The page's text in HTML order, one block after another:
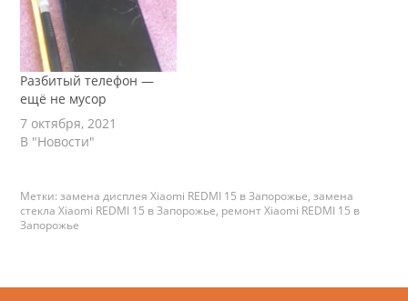
Разбитый телефон —
ещё не мусор
7 октября, 2021
В "Новости"
Метки:замена дисплея Xiaomi REDMI 15 в Запорожье,замена
стекла Xiaomi REDMI 15 в Запорожье, ремонт Xiaomi REDMI 15 в
Запорожье